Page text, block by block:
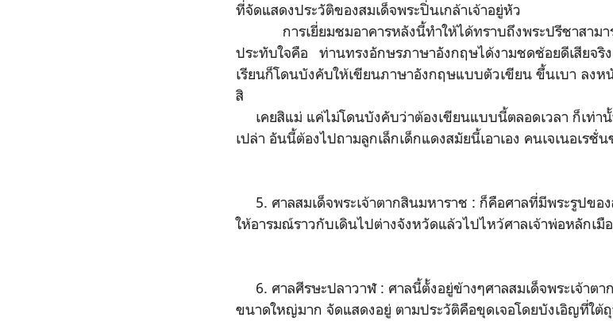
ที่จัดแสดงประวัติของสมเด็จพระปิ่นเกล้าเจ้าอยู่หัว
การเยี่ยมชมอาคารหลังนี้ทำให้ได้ทราบถึงพระปรีชาสามาร
ประทับใจคือ ท่านทรงอักษรภาษาอังกฤษได้งามชดช้อยดีเสีย
เรียนก็โดนบังคับให้เขียนภาษาอังกฤษแบบตัวเขียน ขึ้นเบา ลงห
สิ
เคยสิแม่ แค่ไม่โดนบังคับว่าต้องเขียนแบบนี้ตลอดเวลา ก็เท่า
เปล่า อันนี้ต้องไปถามลูกเล็กเด็กแดงสมัยนี้เอาเอง คนเจเนอเรชั่
5. ศาลสมเด็จพระเจ้าตากสินมหาราช : ก็คือศาลที่มีพระรูปขอ
ให้อารมณ์ราวกับเดินไปต่างจังหวัดแล้วไปไหว้ศาลเจ้าพ่อหลักเ
6. ศาลศีรษะปลาวาฬ : ศาลนี้ตั้งอยู่ข้างๆศาลสมเด็จพระเจ้าต
ขนาดใหญ่มาก จัดแสดงอยู่ ตามประวัติคือขุดเจอโดยบังเอิญที่ใต้